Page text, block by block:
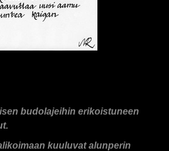
budolajeihin erikoistuneen
kuuluvat alunperin